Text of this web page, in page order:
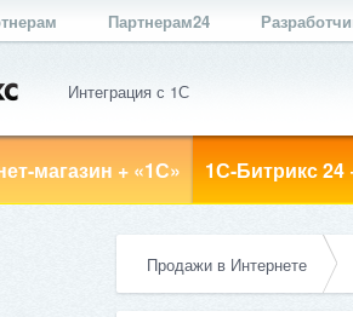
Партнерам24
Интеграция с 1С
магазин + «1С» 1С-Битрикс 24
Продажи в Интернете